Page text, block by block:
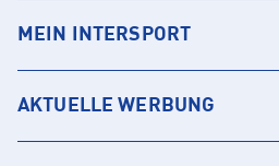
MEIN INTERSPORT
AKTUELLE WERBUNG